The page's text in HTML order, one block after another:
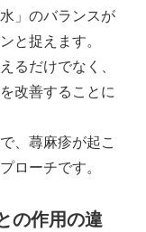
」のバランスが
と捉えます。
るだけでなく、
改善することに
、蕁麻疹が起こ
ローチです。
の作用の違